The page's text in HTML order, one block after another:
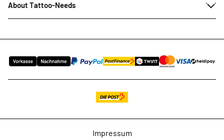
About Tattoo-Needs
Impressum